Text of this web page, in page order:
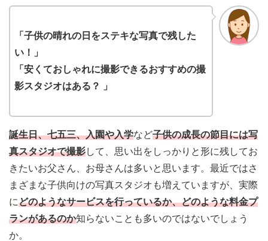
「子供の晴れの日をステキな写真で残した
い！」
「安くておしゃれに撮影できるおすすめの撮
影スタジオはある？ 」
誕生日、七五三、入園や入学など子供の成長の節目には写
真スタジオで撮影して、思い出をしっかりと形に残してお
きたいお父さん、お母さんは多いと思います。最近ではさ
まざまな子供向けの写真スタジオも増えていますが、実際
にどのようなサービスを行っているか、どのような料金プ
ランがあるのか知らないことも多いのではないでしょう
か。